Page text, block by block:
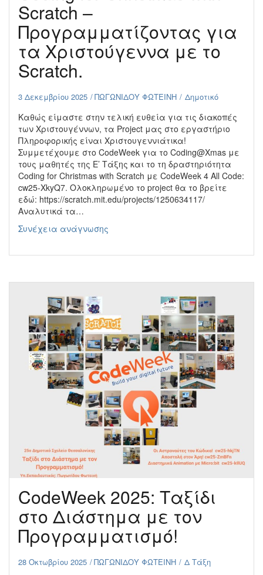
Scratch –
Προγραμματίζοντας για
τα Χριστούγεννα με το
Scratch.
3 Δεκεμβρίου 2025 ΠΩΓΩΝΙΔΟΥ ΦΩΤΕΙΝΗ Δημοτικό
Καθώς είμαστε στην τελική ευθεία για τις διακοπές
των Χριστουγέννων, τα Project μας στο εργαστήριο
Πληροφορικής είναι Χριστουγεννιάτικα!
Συμμετέχουμε στο CodeWeek για το Coding@Xmas με
τους μαθητές της Ε’ Τάξης και το τη δραστηριότητα
Coding for Christmas with Scratch με CodeWeek 4 All Code:
cw25-XkyQ7. Ολοκληρωμένο το project θα το βρείτε
εδώ: https://scratch.mit.edu/projects/1250634117/
Αναλυτικά τα…
Συνέχεια ανάγνωσης
Προγραμματίζοντας
τα
Χριστούγεννα
με
Scratch.
CodeWeek 2025: Ταξίδι
στο Διάστημα με τον
Προγραμματισμό!
28 Οκτωβρίου 2025 ΠΩΓΩΝΙΔΟΥ ΦΩΤΕΙΝΗ Δ Τάξη